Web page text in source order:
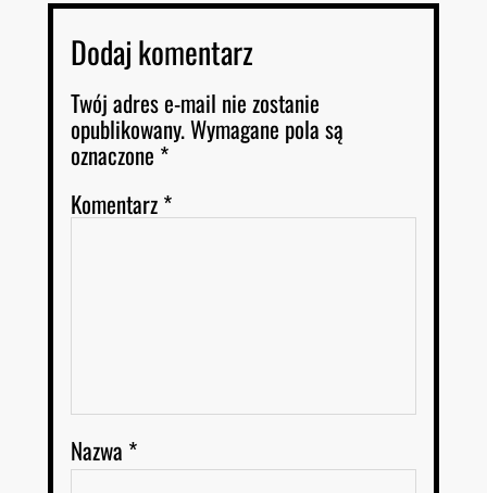
Dodaj komentarz
Twój adres e-mail nie zostanie
opublikowany.Wymagane pola są
oznaczone *
Komentarz*
Nazwa *